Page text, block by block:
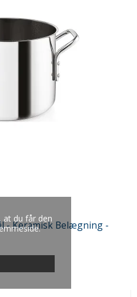
at du får den
- Keramisk Belægning -